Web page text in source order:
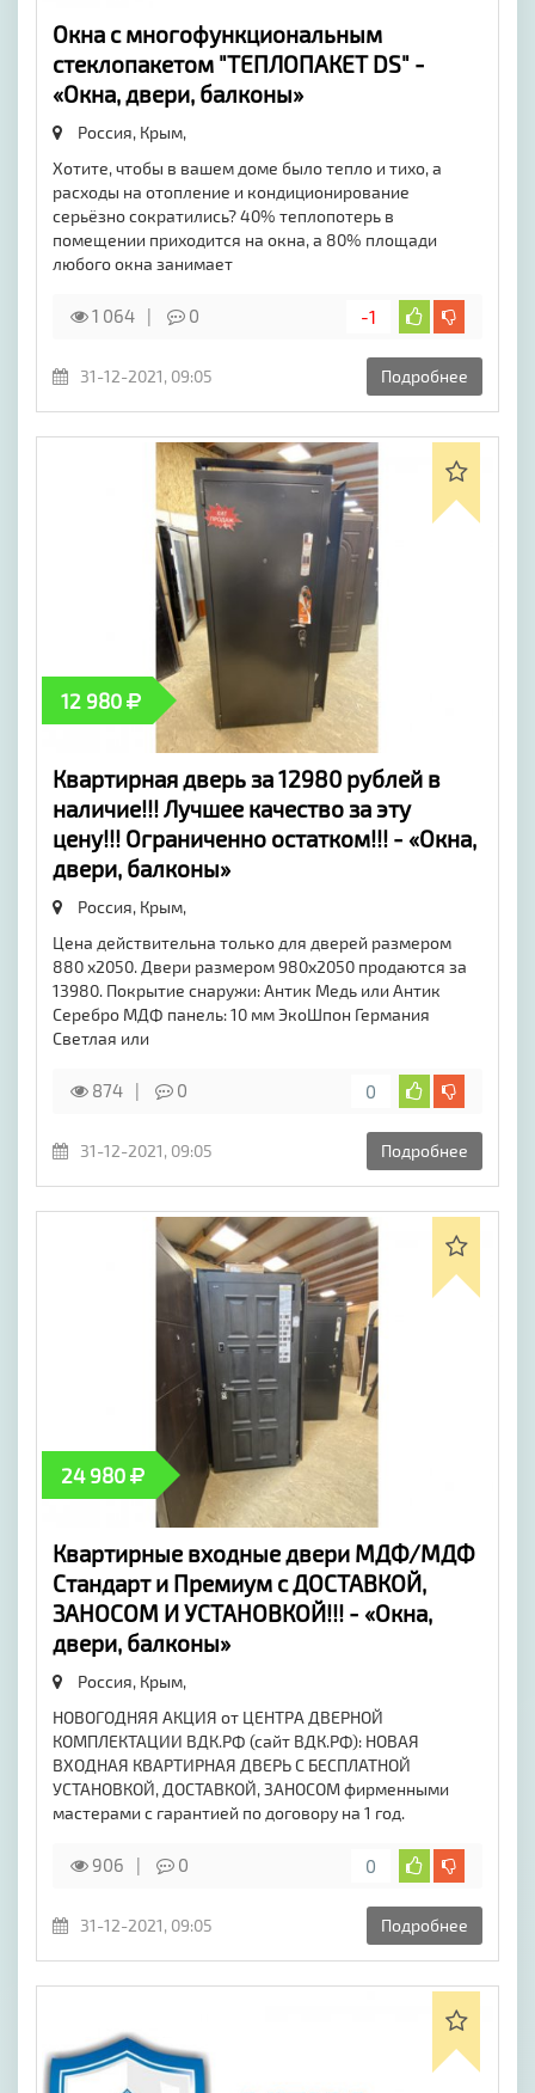
Окна с многофункциональным
стеклопакетом "ТЕПЛОПАКЕТ DS" -
«Окна, двери, балконы»
Россия, Крым,
Хотите, чтобы в вашем доме было тепло и тихо, а
расходы на отопление и кондиционирование
серьёзно сократились? 40% теплопотерь в
помещении приходится на окна, а 80% площади
любого окна занимает
1 064 0 -1
31-12-2021, 09:05 Подробнее
12 980
Квартирная дверь за 12980 рублей в
наличие!!! Лучшее качество за эту
цену!!! Ограниченно остатком!!! - «Окна,
двери, балконы»
Россия, Крым,
Цена действительна только для дверей размером
880 х2050. Двери размером 980х2050 продаются за
13980. Покрытие снаружи: Антик Медь или Антик
Серебро МДФ панель: 10 мм ЭкоШпон Германия
Светлая или
874 0 0
31-12-2021, 09:05 Подробнее
24 980
Квартирные входные двери МДФ/МДФ
Стандарт и Премиум с ДОСТАВКОЙ,
ЗАНОСОМ И УСТАНОВКОЙ!!! - «Окна,
двери, балконы»
Россия, Крым,
НОВОГОДНЯЯ АКЦИЯ от ЦЕНТРА ДВЕРНОЙ
КОМПЛЕКТАЦИИ ВДК.РФ (сайт ВДК.РФ): НОВАЯ
ВХОДНАЯ КВАРТИРНАЯ ДВЕРЬ С БЕСПЛАТНОЙ
УСТАНОВКОЙ, ДОСТАВКОЙ, ЗАНОСОМ фирменными
мастерами с гарантией по договору на 1 год.
906 0 0
31-12-2021, 09:05 Подробнее